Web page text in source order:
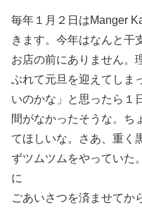
毎年１月２日はManger
きます。今年はなんと干
お店の前にありません。
ぶれて元旦を迎えてしま
いのかな」と思ったら１
間がなかったそうな。ち
てほしいな。さあ、重く
ずツムツムをやっていた
に
ごあいさつを済ませてか